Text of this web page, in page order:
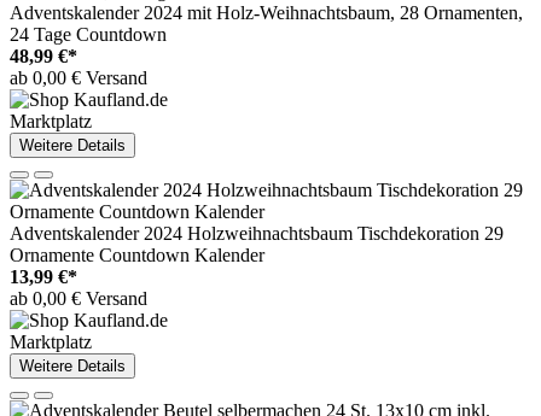
Adventskalender 2024 mit Holz-Weihnachtsbaum, 28 Ornamenten,
24 Tage Countdown
48,99 €*
ab 0,00 € Versand
Marktplatz
Weitere Details
Adventskalender 2024 Holzweihnachtsbaum Tischdekoration 29
Ornamente Countdown Kalender
13,99 €*
ab 0,00 € Versand
Marktplatz
Weitere Details